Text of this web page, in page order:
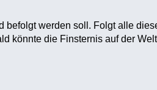
befolgt werden soll. Folgt alle
könnte die Finsternis auf der